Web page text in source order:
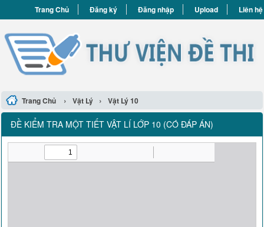
Trang Chủ Đăng ký Đăng nhập Upload Liên hệ
Trang Chủ › Vật Lý › Vật Lý 10
ĐỀ KIỂM TRA MỘT TIẾT VẬT LÍ LỚP 10 (CÓ ĐÁP ÁN)